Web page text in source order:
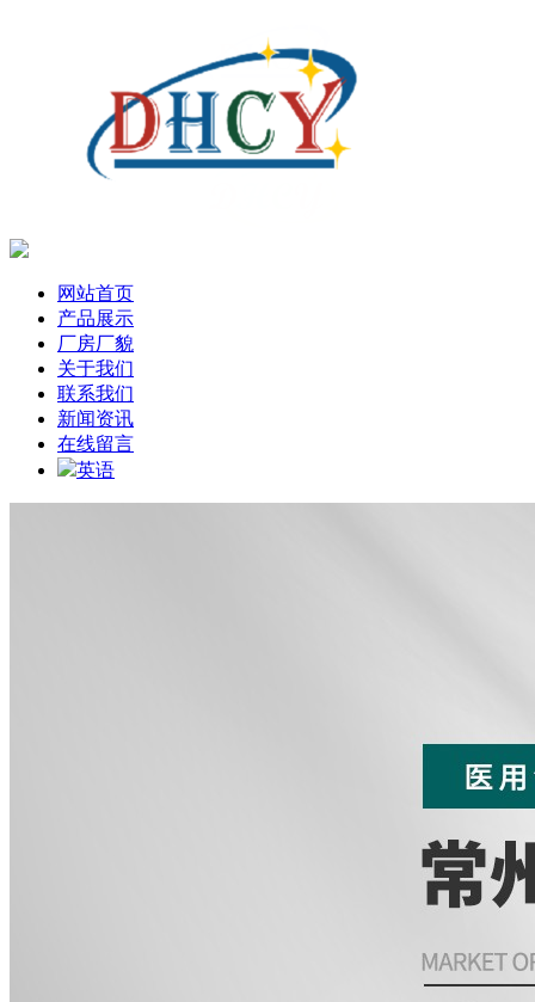
网站首页
产品展示
厂房厂貌
关于我们
联系我们
新闻资讯
在线留言
英语